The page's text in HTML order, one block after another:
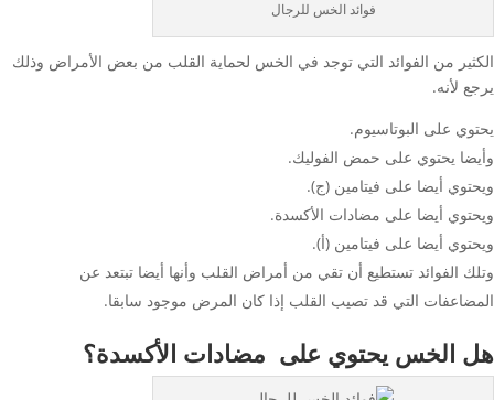
فوائد الخس للرجال
الكثير من الفوائد التي توجد في الخس لحماية القلب من بعض الأمراض وذلك
يرجع لأنه.
يحتوي على البوتاسيوم.
وأيضا يحتوي على حمض الفوليك.
ويحتوي أيضا على فيتامين (ج).
ويحتوي أيضا على مضادات الأكسدة.
ويحتوي أيضا على فيتامين (أ).
وتلك الفوائد تستطيع أن تقي من أمراض القلب وأنها أيضا تبتعد عن
المضاعفات التي قد تصيب القلب إذا كان المرض موجود سابقا.
هل الخس يحتوي على مضادات الأكسدة؟